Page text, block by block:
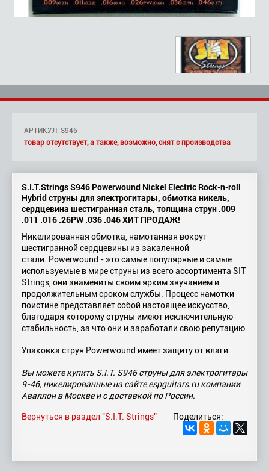
АРТИКУЛ: S946
товар отсутствует, а также, возможно, снят с производства
S.I.T.Strings S946 Powerwound Nickel Electric Rock-n-roll
Hybrid струны для электрогитары, обмотка никель,
сердцевина шестигранная сталь, толщина струн .009
.011 .016 .26PW .036 .046 ХИТ ПРОДАЖ!
Никелированная обмотка, намотанная вокруг
шестигранной сердцевины из закаленной
стали. Powerwound - это самые популярные и самые
используемые в мире струны из всего ассортимента SIT
Strings, они знамениты своим ярким звучанием и
продолжительным сроком службы. Процесс намотки
поистине представляет собой настоящее искусство,
благодаря которому струны имеют исключительную
стабильность, за что они и заработали свою репутацию.
Упаковка струн Powerwound имеет защиту от влаги.
Вы можете купить S.I.T. S946 струны для электрогитары
9-46, никелированные на сайте espguitars.ru компании
Аваллон в Москве и с доставкой по России.
Поделиться:
Вернуться в раздел "S.I.T. Strings"